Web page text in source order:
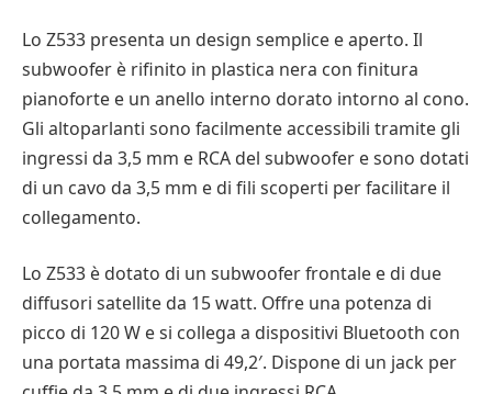
Lo Z533 presenta un design semplice e aperto. Il
subwoofer è rifinito in plastica nera con finitura
pianoforte e un anello interno dorato intorno al cono.
Gli altoparlanti sono facilmente accessibili tramite gli
ingressi da 3,5 mm e RCA del subwoofer e sono dotati
di un cavo da 3,5 mm e di fili scoperti per facilitare il
collegamento.
Lo Z533 è dotato di un subwoofer frontale e di due
diffusori satellite da 15 watt. Offre una potenza di
picco di 120 W e si collega a dispositivi Bluetooth con
una portata massima di 49,2′. Dispone di un jack per